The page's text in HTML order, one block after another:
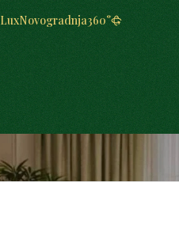
LuxNovogradnja360°